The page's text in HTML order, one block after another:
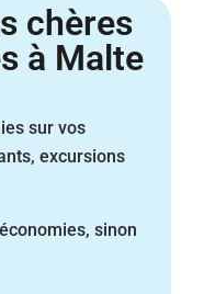
chères
à Malte
sur vos
excursions
sinon